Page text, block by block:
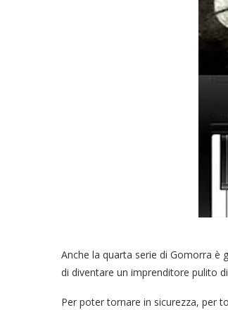
Anche la quarta serie di Gomorra è
di diventare un imprenditore pulito
Per poter tornare in sicurezza, per